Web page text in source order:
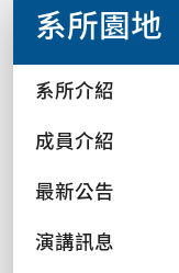
系所園地
系所介紹
成員介紹
最新公告
演講訊息